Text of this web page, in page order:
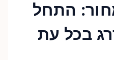
התחל
בכל עת